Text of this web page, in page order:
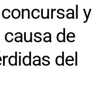
y
de
del